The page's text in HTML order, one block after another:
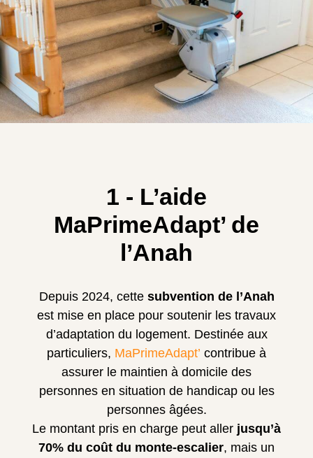
1 - L’aide
MaPrimeAdapt’ de
l’Anah
Depuis 2024, cette subvention de l’Anah
est mise en place pour soutenir les travaux
d’adaptation du logement. Destinée aux
particuliers, MaPrimeAdapt’ contribue à
assurer le maintien à domicile des
personnes en situation de handicap ou les
personnes âgées.
Le montant pris en charge peut aller jusqu’à
70% du coût du monte-escalier, mais un